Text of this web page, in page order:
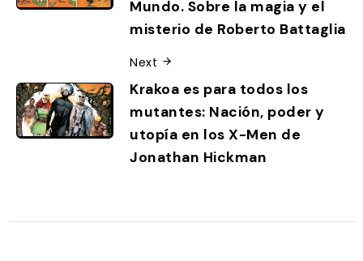
Mundo. Sobre la magia y el
misterio de Roberto Battaglia
Next
Krakoa es para todos los
mutantes: Nación, poder y
utopía en los X-Men de
Jonathan Hickman